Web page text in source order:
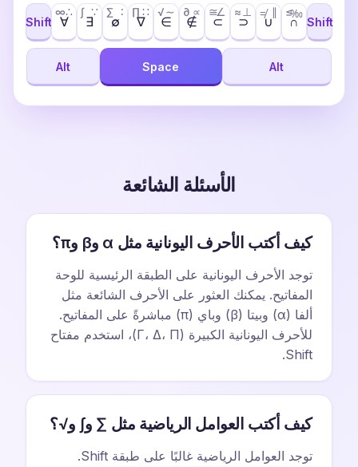
Shift ∀
∞∴
∃
∫ ∵
∅
∑ ∶
∇
∏ ∷
∈
√∼
∉
∂ ∝
⊂
≅∠
⊃
≈ ⊥
∪
≠ ∥
∩
≤‰
Shift
Alt Space Alt
الأسئلة الشائعة
كيف أكتب الأحرف اليونانية مثل α وβ وπ؟
توجد الأحرف اليونانية على الطبقة الرئيسية للوحة
المفاتيح. يمكنك العثور على الأحرف الشائعة مثل
ألفا (α) وبيتا (β) وباي (π) مباشرةً على المفاتيح.
للأحرف اليونانية الكبيرة (Γ، Δ، Π)، استخدم مفتاح
Shift.
كيف أكتب العوامل الرياضية مثل ∑ و∫ و√؟
توجد العوامل الرياضية غالبًا على طبقة Shift.